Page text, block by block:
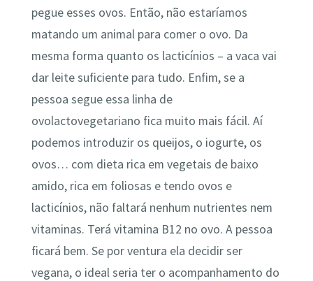
pegue esses ovos. Então, não estaríamos
matando um animal para comer o ovo. Da
mesma forma quanto os lacticínios – a vaca vai
dar leite suficiente para tudo. Enfim, se a
pessoa segue essa linha de
ovolactovegetariano fica muito mais fácil. Aí
podemos introduzir os queijos, o iogurte, os
ovos… com dieta rica em vegetais de baixo
amido, rica em foliosas e tendo ovos e
lacticínios, não faltará nenhum nutrientes nem
vitaminas. Terá vitamina B12 no ovo. A pessoa
ficará bem. Se por ventura ela decidir ser
vegana, o ideal seria ter o acompanhamento do